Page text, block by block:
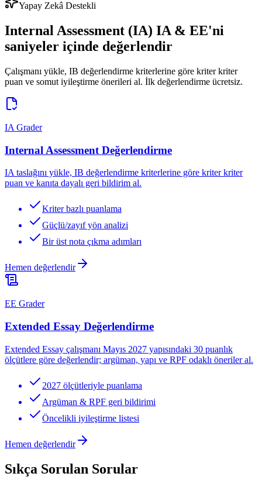
Yapay Zekâ Destekli
Internal Assessment (IA) IA & EE'ni
saniyeler içinde değerlendir
Çalışmanı yükle, IB değerlendirme kriterlerine göre kriter kriter
puan ve somut iyileştirme önerileri al. İlk değerlendirme ücretsiz.
IA Grader
Internal Assessment Değerlendirme
IA taslağını yükle, IB değerlendirme kriterlerine göre kriter kriter
puan ve kanıta dayalı geri bildirim al.
Kriter bazlı puanlama
Güçlü/zayıf yön analizi
Bir üst nota çıkma adımları
Hemen değerlendir
EE Grader
Extended Essay Değerlendirme
Extended Essay çalışmanı Mayıs 2027 yapısındaki 30 puanlık
ölçütlere göre değerlendir; argüman, yapı ve RPF odaklı öneriler al.
2027 ölçütleriyle puanlama
Argüman & RPF geri bildirimi
Öncelikli iyileştirme listesi
Hemen değerlendir
Sıkça Sorulan Sorular